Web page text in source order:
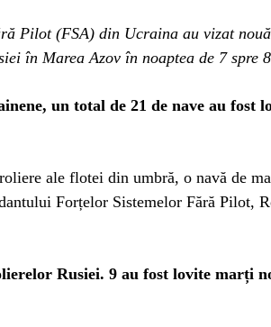
Pilot (FSA) din Ucraina au vizat
în Marea Azov în noaptea de 7 spre
un total de 21 de nave au fost
ale flotei din umbră, o navă de
Forțelor Sistemelor Fără Pilot,
Rusiei. 9 au fost lovite marți